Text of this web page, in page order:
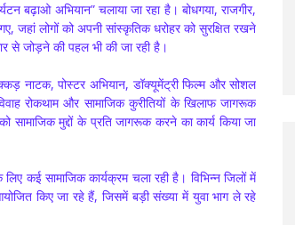
बढ़ाओ अभियान” चलाया जा रहा है। बोधगया, राजगीर,
जहां लोगों को अपनी सांस्कृतिक धरोहर को सुरक्षित रखने
से जोड़ने की पहल भी की जा रही है।
नाटक, पोस्टर अभियान, डॉक्यूमेंट्री फिल्म और सोशल
रोकथाम और सामाजिक कुरीतियों के खिलाफ जागरूक
सामाजिक मुद्दों के प्रति जागरूक करने का कार्य किया जा
कई सामाजिक कार्यक्रम चला रही है। विभिन्न जिलों में
किए जा रहे हैं, जिसमें बड़ी संख्या में युवा भाग ले रहे